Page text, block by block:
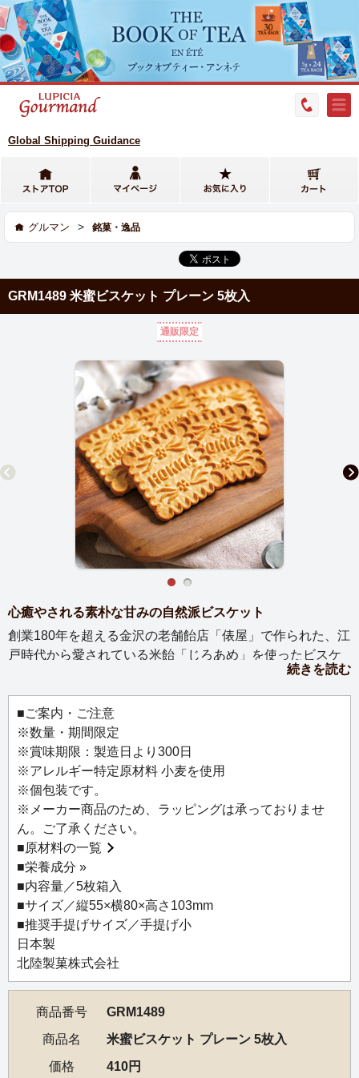
Global Shipping Guidance
グルマン > 銘菓・逸品
GRM1489 米蜜ビスケット プレーン 5枚入
通販限定
心癒やされる素朴な甘みの自然派ビスケット
創業180年を超える金沢の老舗飴店「俵屋」で作られた、江
戸時代から愛されている米飴「じろあめ」を使ったビスケ
ットです。国産米と麦芽を混ぜ、糖化を促すことで生まれ
る米飴の自然な甘みを活かした素朴な味わい。炒った大麦
粉を使用しているので、サクサクした食感と香ばしい香り
が特徴。後を引く風味は、甘酒や塩麹など発酵食品による
もの。大人も子どもも楽しめる、体にやさしいお菓子で
す。乳成分や卵など動物由来の原材料は使用していないの
で、ビーガンの方にもおすすめ。
続きを読む
■ご案内・ご注意
※数量・期間限定
※賞味期限：製造日より300日
※アレルギー特定原材料 小麦を使用
※個包装です。
※メーカー商品のため、ラッピングは承っておりませ
ん。ご了承ください。
■原材料の一覧
■栄養成分 »
■内容量／5枚箱入
■サイズ／縦55×横80×高さ103mm
■推奨手提げサイズ／手提げ小
日本製
北陸製菓株式会社
商品番号
GRM1489
商品名
米蜜ビスケット プレーン 5枚入
価格
410円